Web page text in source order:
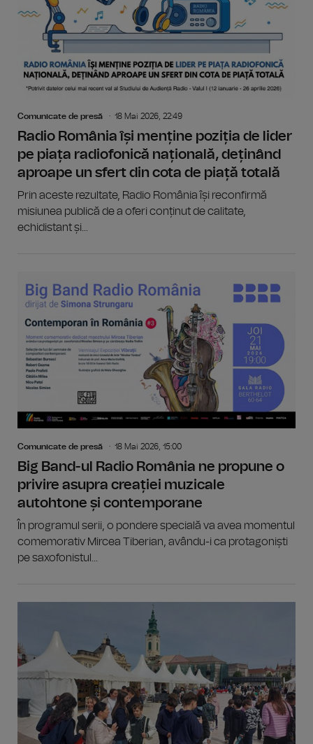
Comunicate de presă 18 Mai 2026, 22:49
Radio România își menține poziția de lider
pe piața radiofonică națională, deținând
aproape un sfert din cota de piață totală
Prin aceste rezultate, Radio România își reconfirmă
misiunea publică de a oferi conținut de calitate,
echidistant și...
Comunicate de presă 18 Mai 2026, 15:00
Big Band-ul Radio România ne propune o
privire asupra creației muzicale
autohtone și contemporane
În programul serii, o pondere specială va avea momentul
comemorativ Mircea Tiberian, avându-i ca protagoniști
pe saxofonistul...